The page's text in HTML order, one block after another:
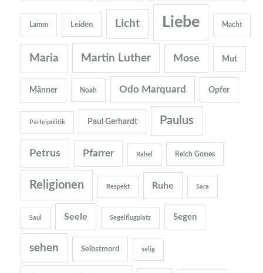
Lamm Leiden Licht Liebe Macht
Maria Martin Luther Mose Mut
Männer Noah Odo Marquard Opfer
Parteipolitik Paul Gerhardt Paulus
Petrus Pfarrer Rahel Reich Gottes
Religionen Respekt Ruhe Sara
Saul Seele Segelflugplatz Segen
sehen Selbstmord selig